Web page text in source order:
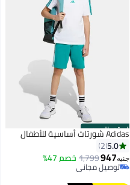
الستور الرسمي
Adidas شورتات أساسية للأطفال
5.0
2
جنيه947
1,799خصم 47%
توصيل مجاني
توصيل مجاني